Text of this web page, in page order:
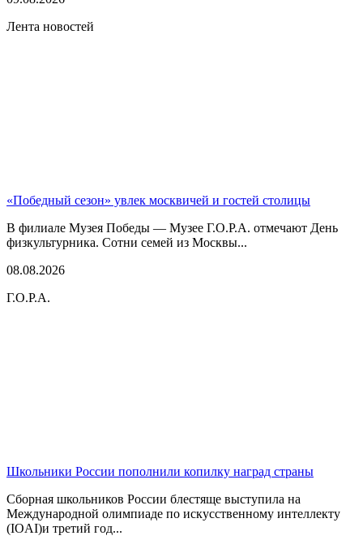
Лента новостей
«Победный сезон» увлек москвичей и гостей столицы
В филиале Музея Победы — Музее Г.О.Р.А. отмечают День
физкультурника. Сотни семей из Москвы...
08.08.2026
Г.О.Р.А.
Школьники России пополнили копилку наград страны
Сборная школьников России блестяще выступила на
Международной олимпиаде по искусственному интеллекту
(IOAI)и третий год...